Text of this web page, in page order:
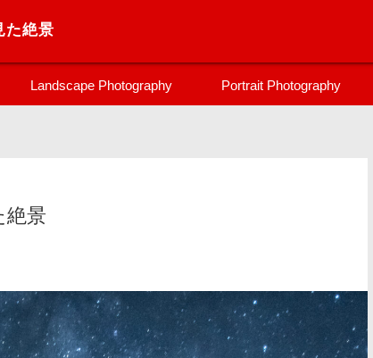
た絶景
Landscape Photography Portrait Photography
絶景